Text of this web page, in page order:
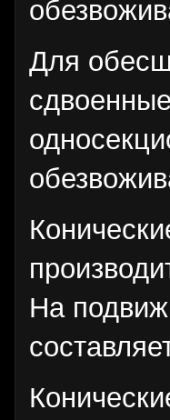
Для
На